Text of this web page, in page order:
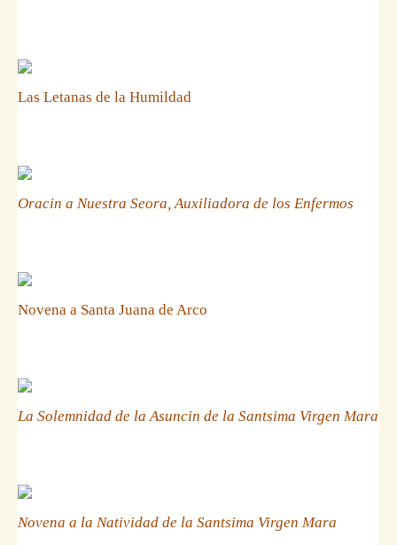
Las Letanas de la Humildad
Oracin a Nuestra Seora, Auxiliadora de los Enfermos
Novena a Santa Juana de Arco
La Solemnidad de la Asuncin de la Santsima Virgen Mara
Novena a la Natividad de la Santsima Virgen Mara